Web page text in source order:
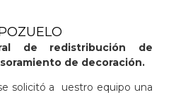
de redistribución de
de decoración.
solicitó a uestro equipo una